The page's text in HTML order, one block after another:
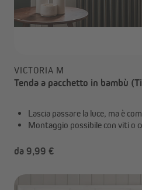
VICTORIA M
Tenda a pacchetto in bambù
Lascia passare la luce, ma è
Montaggio possibile con viti o
da 9,99 €